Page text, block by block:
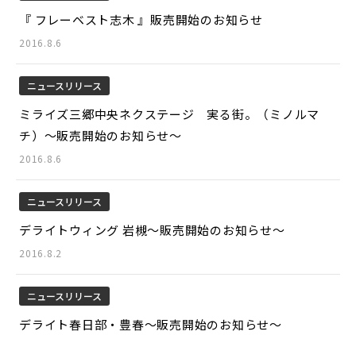
『 フレーベスト志木 』販売開始のお知らせ
2016.8.6
ニュースリリース
ミライズ三郷中央ネクステージ 実る街。（ミノルマ
チ）～販売開始のお知らせ～
2016.8.6
ニュースリリース
デライトウィング 岩槻～販売開始のお知らせ～
2016.8.2
ニュースリリース
デライト春日部・豊春～販売開始のお知らせ～